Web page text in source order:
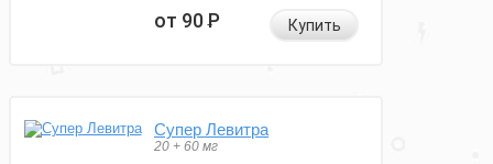
от 90Р Купить
Супер Левитра
20 + 60 мг